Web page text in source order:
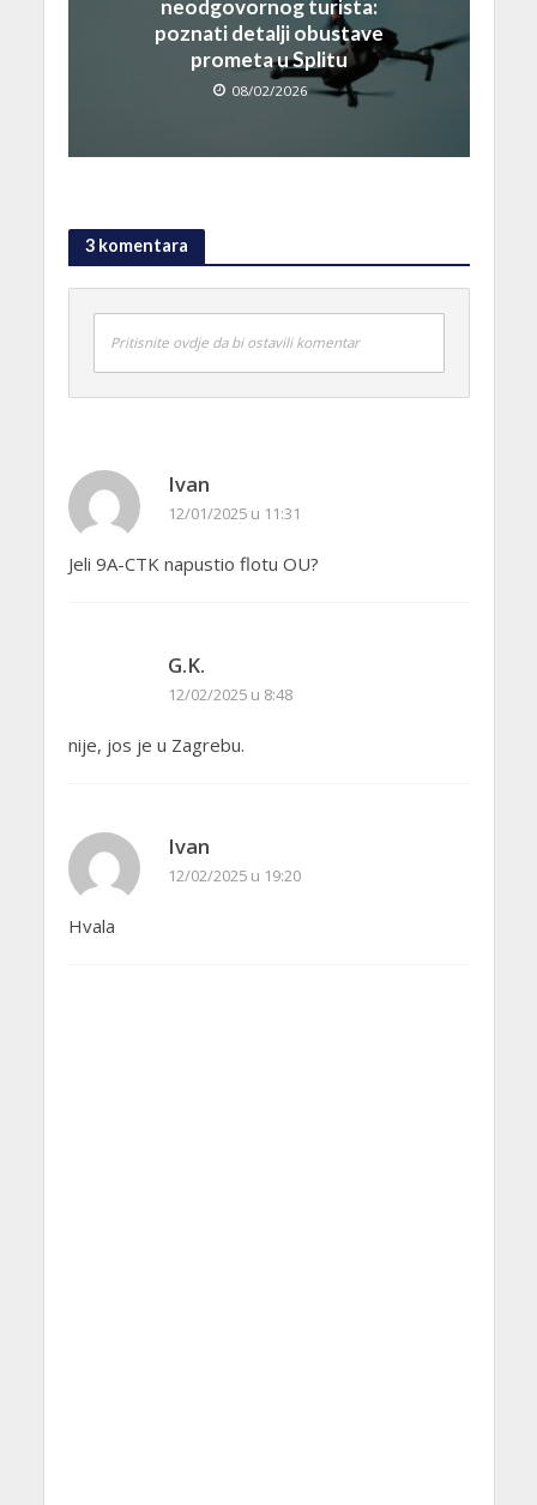
neodgovornog turista:
poznati detalji obustave
prometa u Splitu
08/02/2026
3 komentara
Pritisnite ovdje da bi ostavili komentar
Ivan
12/01/2025 u 11:31
Jeli 9A-CTK napustio flotu OU?
G.K.
12/02/2025 u 8:48
nije, jos je u Zagrebu.
Ivan
12/02/2025 u 19:20
Hvala